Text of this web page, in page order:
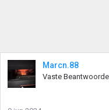
Marcn.88
Vaste